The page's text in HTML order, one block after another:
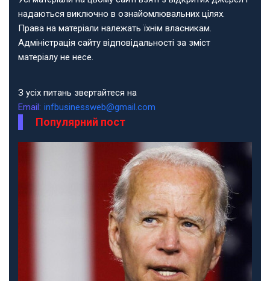
надаються виключно в ознайомлювальних цілях.
Права на матеріали належать їхнім власникам.
Адміністрація сайту відповідальності за зміст
матеріалу не несе.
З усіх питань звертайтеся на
Email: infbusinessweb@gmail.com
Популярний пост